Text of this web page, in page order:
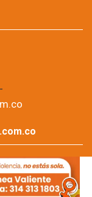
armas traumáticas
el
agosto. La
previstas para la
2026-2030.